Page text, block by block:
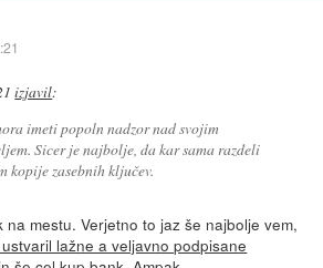
izjavil:
imeti popoln nadzor nad svojim
Sicer je najbolje, da kar sama razdeli
kopije zasebnih ključev.
na mestu. Verjetno to jaz še najbolje vem,
lažne a veljavno podpisane